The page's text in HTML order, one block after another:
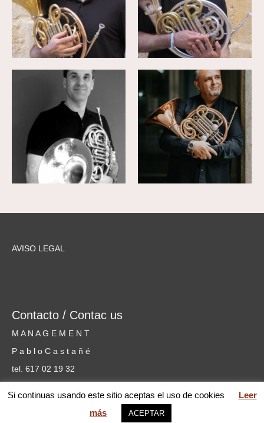
AVISO LEGAL
Contacto / Contac us
M A N A G E M E N T
P a b l o C a s t a ñ é
tel. 617 02 19 32
web MARIA PILAR GARCÍA © 2026 Mentoring Music Matters
Si continuas usando este sitio aceptas el uso de cookies
Leer
más
ACEPTAR